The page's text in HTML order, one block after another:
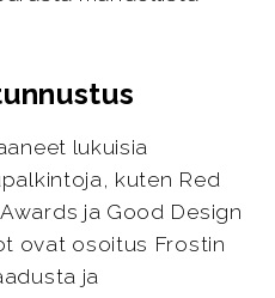
lukuisia
kuten Red
ja Good Design
ovat osoitus Frostin
ja